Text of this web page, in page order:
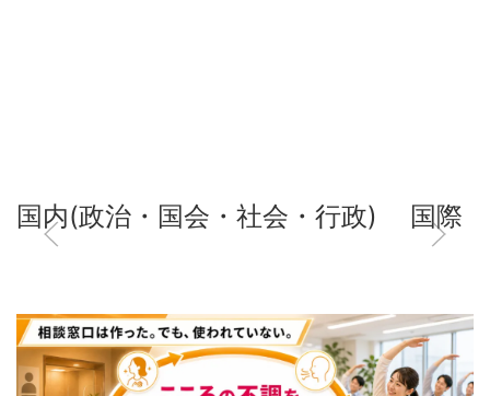
国内(政治・国会・社会・行政) 国際